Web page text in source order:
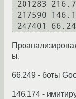
ы.
66.249 - боты
146.174 -